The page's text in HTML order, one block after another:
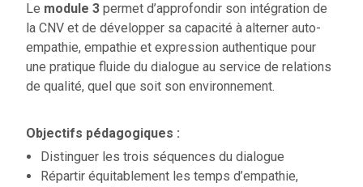
Le module 3 permet d’approfondir son intégration de
la CNV et de développer sa capacité à alterner auto-
empathie, empathie et expression authentique pour
une pratique fluide du dialogue au service de relations
de qualité, quel que soit son environnement.
Objectifs pédagogiques :
Distinguer les trois séquences du dialogue
Répartir équitablement les temps d’empathie,